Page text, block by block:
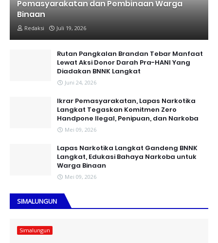
Pemasyarakatan dan Pembinaan Warga
Binaan
Redaksi Juli 19, 2026
Rutan Pangkalan Brandan Tebar Manfaat
Lewat Aksi Donor Darah Pra-HANI Yang
Diadakan BNNK Langkat
Juni 24, 2026
Ikrar Pemasyarakatan, Lapas Narkotika
Langkat Tegaskan Komitmen Zero
Handpone llegal, Penipuan, dan Narkoba
Mei 09, 2026
Lapas Narkotika Langkat Gandeng BNNK
Langkat, Edukasi Bahaya Narkoba untuk
Warga Binaan
Mei 09, 2026
SIMALUNGUN
Simalungun